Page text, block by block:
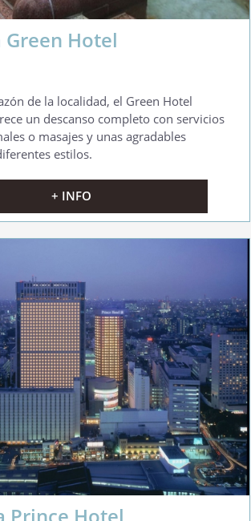
Hotel
de la localidad, el Green Hotel
un descanso completo con servicios
o masajes y unas agradables
estilos.
+ INFO